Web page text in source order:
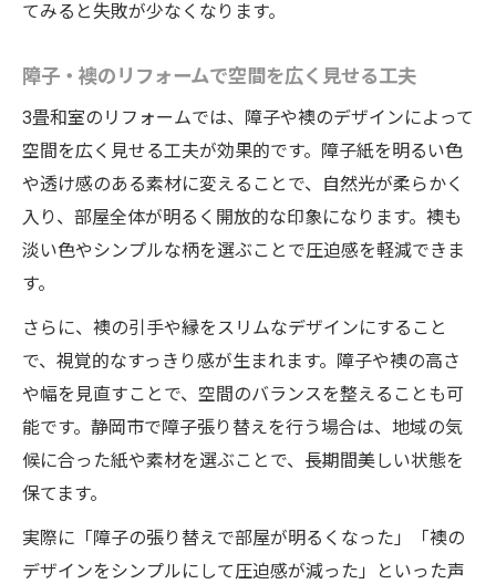
てみると失敗が少なくなります。
障子・襖のリフォームで空間を広く見せる工夫
3畳和室のリフォームでは、障子や襖のデザインによって
空間を広く見せる工夫が効果的です。障子紙を明るい色
や透け感のある素材に変えることで、自然光が柔らかく
入り、部屋全体が明るく開放的な印象になります。襖も
淡い色やシンプルな柄を選ぶことで圧迫感を軽減できま
す。
さらに、襖の引手や縁をスリムなデザインにすること
で、視覚的なすっきり感が生まれます。障子や襖の高さ
や幅を見直すことで、空間のバランスを整えることも可
能です。静岡市で障子張り替えを行う場合は、地域の気
候に合った紙や素材を選ぶことで、長期間美しい状態を
保てます。
実際に「障子の張り替えで部屋が明るくなった」「襖の
デザインをシンプルにして圧迫感が減った」といった声